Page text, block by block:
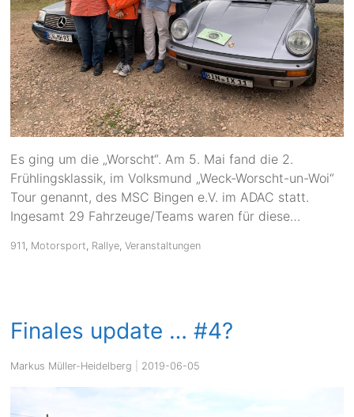
Es ging um die „Worscht“. Am 5. Mai fand die 2.
Frühlingsklassik, im Volksmund „Weck-Worscht-un-Woi“
Tour genannt, des MSC Bingen e.V. im ADAC statt.
Ingesamt 29 Fahrzeuge/Teams waren für diese…
911 Motorsport Rallye ,Veranstaltungen
Finales update … #4?
Markus Müller-Heidelberg 2019-06-05